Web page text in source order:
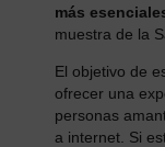
más
muestra de la
El objetivo de
ofrecer una
personas
a internet. Si